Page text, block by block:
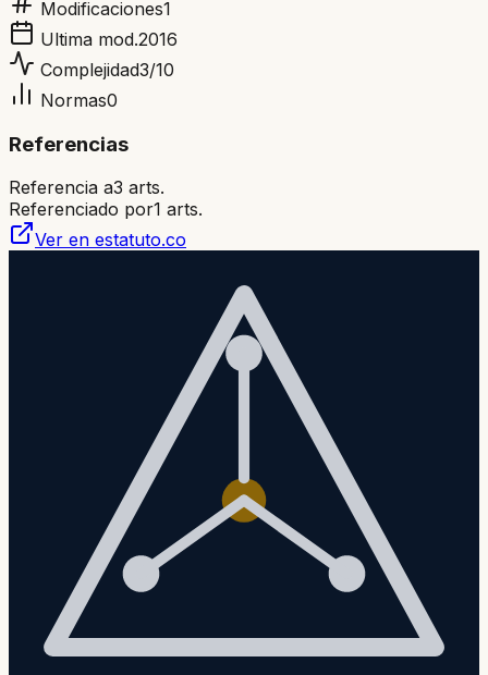
Modificaciones1
Ultima mod.2016
Complejidad3/10
Normas0
Referencias
Referencia a3 arts.
Referenciado por1 arts.
Ver en estatuto.co